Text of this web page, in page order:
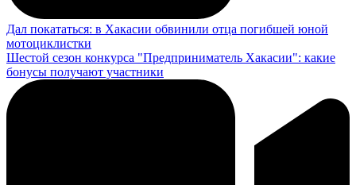
Дал покататься: в Хакасии обвинили отца погибшей юной
мотоциклистки
Шестой сезон конкурса "Предприниматель Хакасии": какие
бонусы получают участники